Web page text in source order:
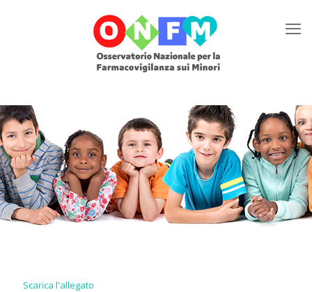
Scarica l'allegato